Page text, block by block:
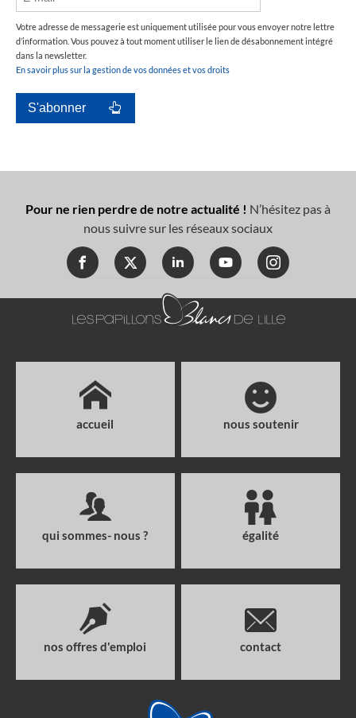
Votre adresse de messagerie est uniquement utilisée pour vous envoyer notre lettre
d’information. Vous pouvez à tout moment utiliser le lien de désabonnement intégré
dans la newsletter.
En savoir plus sur la gestion de vos données et vos droits
Pour ne rien perdre de notre actualité ! N’hésitez pas à
nous suivre sur les réseaux sociaux
accueil nous soutenir
qui sommes- nous ? égalité
nos offres d'emploi contact